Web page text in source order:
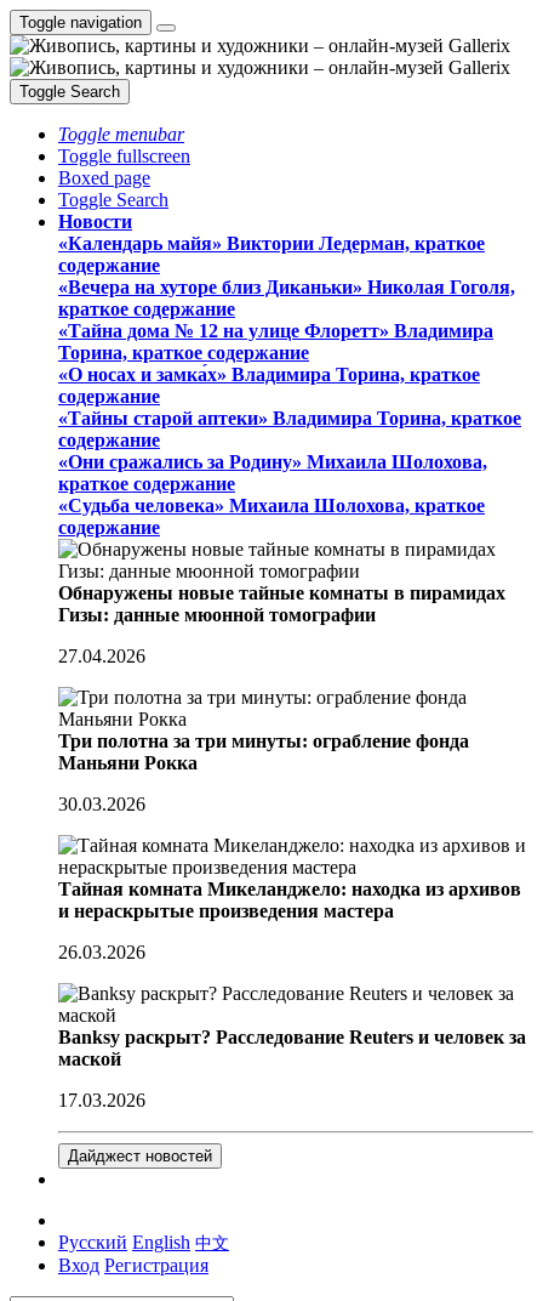
Toggle navigation
Toggle Search
Toggle menubar
Toggle fullscreen
Boxed page
Toggle Search
Новости
«Календарь майя» Виктории Ледерман, краткое
содержание
«Вечера на хуторе близ Диканьки» Николая Гоголя,
краткое содержание
«Тайна дома № 12 на улице Флоретт» Владимира
Торина, краткое содержание
«О носах и замка́х» Владимира Торина, краткое
содержание
«Тайны старой аптеки» Владимира Торина, краткое
содержание
«Они сражались за Родину» Михаила Шолохова,
краткое содержание
«Судьба человека» Михаила Шолохова, краткое
содержание
Обнаружены новые тайные комнаты в пирамидах
Гизы: данные мюонной томографии
27.04.2026
Три полотна за три минуты: ограбление фонда
Маньяни Рокка
30.03.2026
Тайная комната Микеланджело: находка из архивов
и нераскрытые произведения мастера
26.03.2026
Banksy раскрыт? Расследование Reuters и человек за
маской
17.03.2026
Дайджест новостей
Русский English 中文
Вход Регистрация